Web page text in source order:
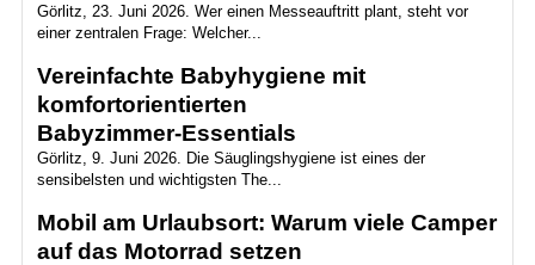
Görlitz, 23. Juni 2026. Wer einen Messeauftritt plant, steht vor
einer zentralen Frage: Welcher...
Vereinfachte Babyhygiene mit
komfortorientierten
Babyzimmer‑Essentials
Görlitz, 9. Juni 2026. Die Säuglingshygiene ist eines der
sensibelsten und wichtigsten The...
Mobil am Urlaubsort: Warum viele Camper
auf das Motorrad setzen